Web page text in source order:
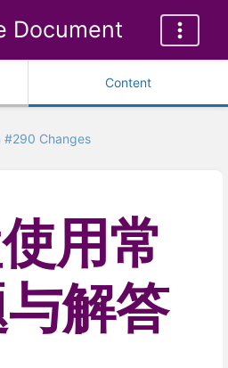
Document
Content
#290 Changes
用常
解答